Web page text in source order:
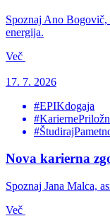
Spoznaj Ano
energija.
Več
17. 7. 2026
#EPIKdogaja
Nova karierna
Spoznaj Jana Malca,
Več